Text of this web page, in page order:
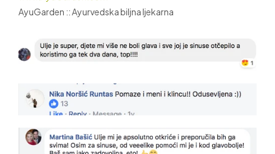
AyuGarden :: Ayurvedska biljna ljekarna